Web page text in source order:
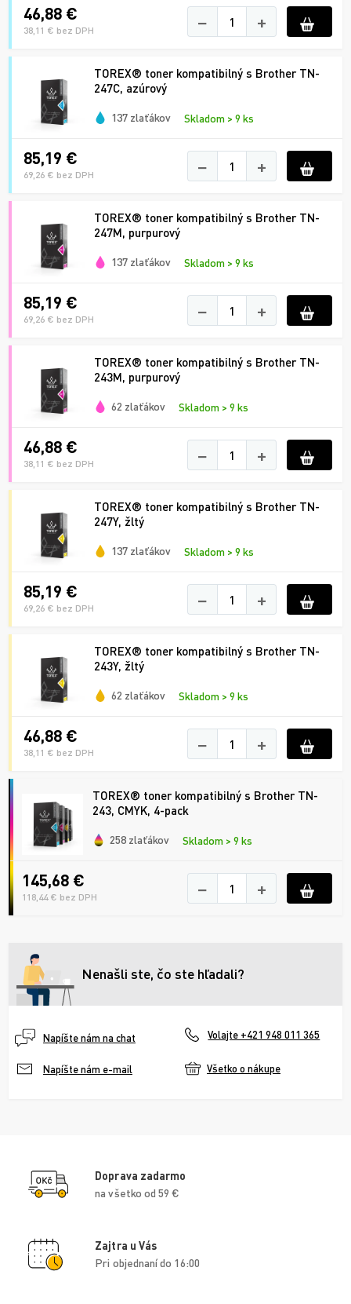
46,88 €
38,11 € bez DPH − +
TOREX® toner kompatibilný s Brother TN-
247C, azúrový
137 zlaťákov Skladom > 9 ks
85,19 €
69,26 € bez DPH − +
TOREX® toner kompatibilný s Brother TN-
247M, purpurový
137 zlaťákov Skladom > 9 ks
85,19 €
69,26 € bez DPH − +
TOREX® toner kompatibilný s Brother TN-
243M, purpurový
62 zlaťákov Skladom > 9 ks
46,88 €
38,11 € bez DPH − +
TOREX® toner kompatibilný s Brother TN-
247Y, žltý
137 zlaťákov Skladom > 9 ks
85,19 €
69,26 € bez DPH − +
TOREX® toner kompatibilný s Brother TN-
243Y, žltý
62 zlaťákov Skladom > 9 ks
46,88 €
38,11 € bez DPH − +
TOREX® toner kompatibilný s Brother TN-
243, CMYK, 4-pack
258 zlaťákov Skladom > 9 ks
145,68 €
118,44 € bez DPH − +
Nenašli ste, čo ste hľadali?
Napíšte nám na chat Volajte +421 948 011 365
Napíšte nám e-mail Všetko o nákupe
Doprava zadarmo
na všetko od 59 €
Zajtra u Vás
Pri objednaní do 16:00